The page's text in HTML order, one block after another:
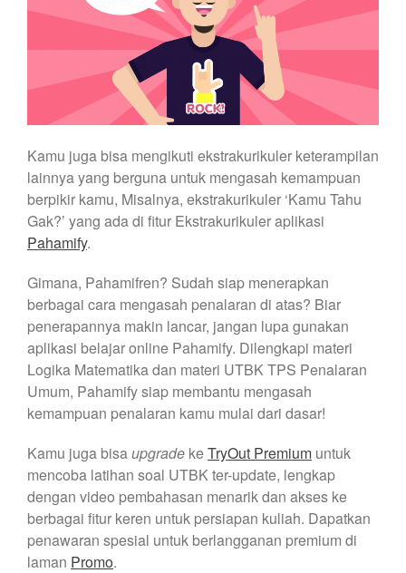
Kamu juga bisa mengikuti ekstrakurikuler keterampilan
lainnya yang berguna untuk mengasah kemampuan
berpikir kamu, Misalnya, ekstrakurikuler ‘Kamu Tahu
Gak?’ yang ada di fitur Ekstrakurikuler aplikasi
Pahamify.
Gimana, Pahamifren? Sudah siap menerapkan
berbagai cara mengasah penalaran di atas? Biar
penerapannya makin lancar, jangan lupa gunakan
aplikasi belajar online Pahamify. Dilengkapi materi
Logika Matematika dan materi UTBK TPS Penalaran
Umum, Pahamify siap membantu mengasah
kemampuan penalaran kamu mulai dari dasar!
Kamu juga bisaupgrade keTryOut Premium untuk
mencoba latihan soal UTBK ter-update, lengkap
dengan video pembahasan menarik dan akses ke
berbagai fitur keren untuk persiapan kuliah. Dapatkan
penawaran spesial untuk berlangganan premium di
laman Promo.